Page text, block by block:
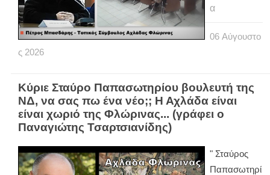
α
06 Αύγουστο
ς 2026
Κύριε Σταύρο Παπασωτηρίου βουλευτή της
ΝΔ, να σας πω ένα νέο;; Η Αχλάδα είναι
είναι χωριό της Φλώρινας... (γράφει ο
Παναγιώτης Τσαρτσιανίδης)
" Σταύρος
Παπασωτηρί